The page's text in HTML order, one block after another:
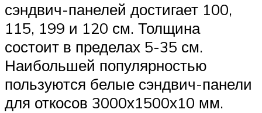
сэндвич-панелей достигает 100,
115, 199 и 120 см. Толщина
состоит в пределах 5-35 см.
Наибольшей популярностью
пользуются белые сэндвич-панели
для откосов 3000х1500х10 мм.